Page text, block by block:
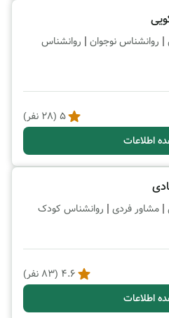
| روانشناس نوجوان | روانشناس
5
(
28 نفر)
اطلاعات
| مشاور فردی | روانشناس کودک
4.6
(
83 نفر)
اطلاعات